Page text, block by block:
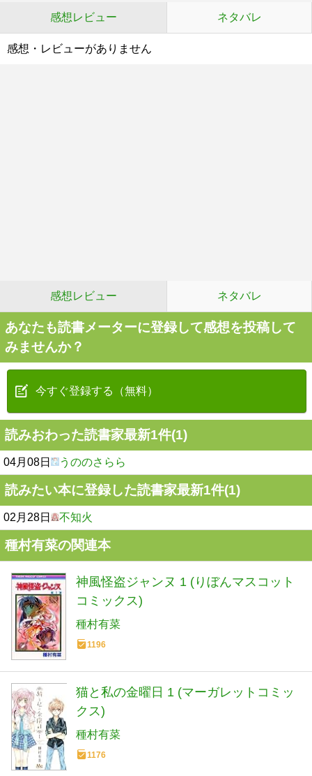
感想レビュー ネタバレ
感想・レビューがありません
感想レビュー ネタバレ
あなたも読書メーターに登録して感想を投稿して
みませんか？
今すぐ登録する（無料）
読みおわった読書家最新1件(1)
04月08日 うののさらら
読みたい本に登録した読書家最新1件(1)
02月28日 不知火
種村有菜の関連本
神風怪盗ジャンヌ 1 (りぼんマスコット
コミックス)
種村有菜
1196
猫と私の金曜日 1 (マーガレットコミッ
クス)
種村有菜
1176